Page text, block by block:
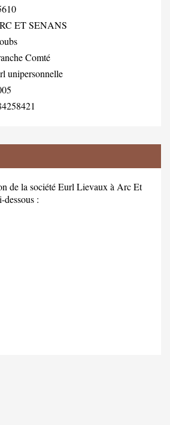
ET SENANS
Comté
unipersonnelle
de la société Eurl Lievaux à Arc Et
dessous :